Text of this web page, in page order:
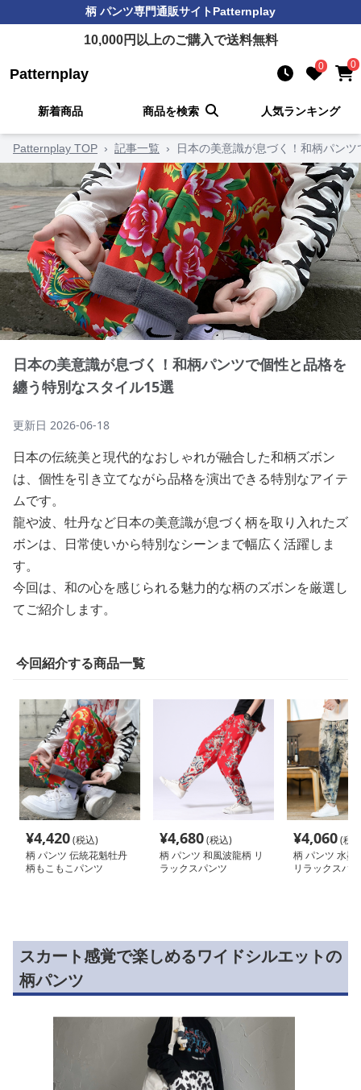
柄 パンツ専門通販サイトPatternplay
10,000円以上のご購入で送料無料
Patternplay 0 0
新着商品 商品を検索 人気ランキング
Patternplay TOP › 記事一覧 › 日本の美意識が息づく！和柄パン
日本の美意識が息づく！和柄パンツで個性と品格を
纏う特別なスタイル15選
更新日 2026-06-18
日本の伝統美と現代的なおしゃれが融合した和柄ズボン
は、個性を引き立てながら品格を演出できる特別なアイテ
ムです。
龍や波、牡丹など日本の美意識が息づく柄を取り入れたズ
ボンは、日常使いから特別なシーンまで幅広く活躍しま
す。
今回は、和の心を感じられる魅力的な柄のズボンを厳選し
てご紹介します。
今回紹介する商品一覧
¥4,420(税込)
柄 パンツ 伝統花魁牡丹
柄もこもこパンツ
¥4,680(税込)
柄 パンツ 和風波龍柄 リ
ラックスパンツ
¥4,060(税
柄 パンツ 水墨
リラックスパ
スカート感覚で楽しめるワイドシルエットの
柄パンツ